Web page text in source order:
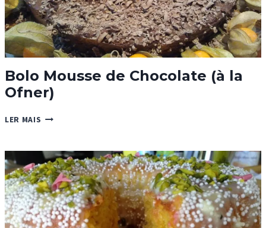
Bolo Mousse de Chocolate (à la
Ofner)
LER MAIS BOLO
CHOCOLATE
(À
LA
OFNER)